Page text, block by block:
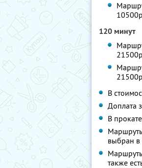
120 минут
В
Доплата
В
выбран в
также